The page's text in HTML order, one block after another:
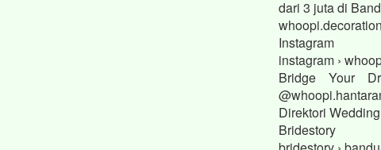
dari 3 juta di
Instagram
instagram ›
Bridge Your
Direktori
Bridestory